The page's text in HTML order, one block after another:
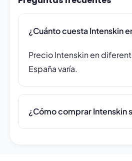
¿Cuánto cuesta Intenskin
Precio Intenskin en
España varía.
¿Cómo comprar Intenskin